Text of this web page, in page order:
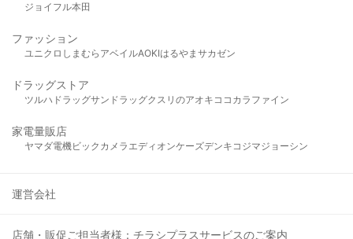
ジョイフル本田
ファッション
ユニクロ しまむら アベイルAOKIはるやま サカゼン
ドラッグストア
ツルハドラッグサンドラッグクスリのアオキ ココカラファイン
家電量販店
ヤマダ電機ビックカメラ エディオンケーズデンキ コジマジョーシン
運営会社
店舗・販促ご担当者様：チラシプラスサービスのご案内